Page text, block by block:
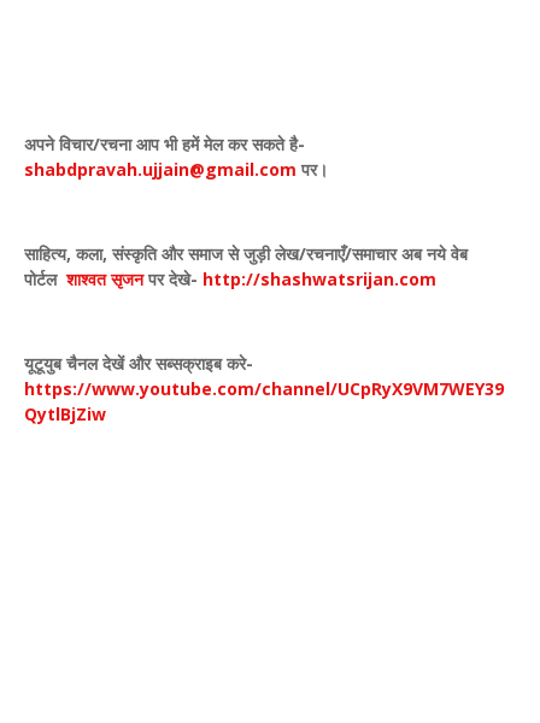
अपने विचार/रचना आप भी हमें मेल कर सकते है-
shabdpravah.ujjain@gmail.com पर।
साहित्य, कला, संस्कृति और समाज से जुड़ी लेख/रचनाएँ/समाचार अब नये वेब
पोर्टल शाश्वत सृजन पर देखे- http://shashwatsrijan.com
यूटूयुब चैनल देखें और सब्सक्राइब करे-
https://www.youtube.com/channel/UCpRyX9VM7WEY39
QytlBjZiw